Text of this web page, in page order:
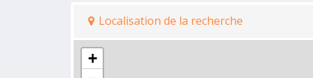
Localisation de la recherche
+